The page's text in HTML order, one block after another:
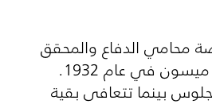
الدفاع والمحقق
الخاص الشهير بيري ميسون في عام 1932.
بينما تتعافى بقية